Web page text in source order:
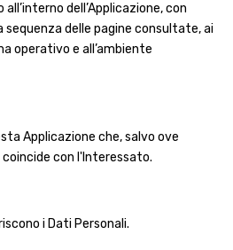
dell’Applicazione, con
delle pagine consultate, ai
operativo e all’ambiente
Applicazione che, salvo ove
con l'Interessato.
i Dati Personali.